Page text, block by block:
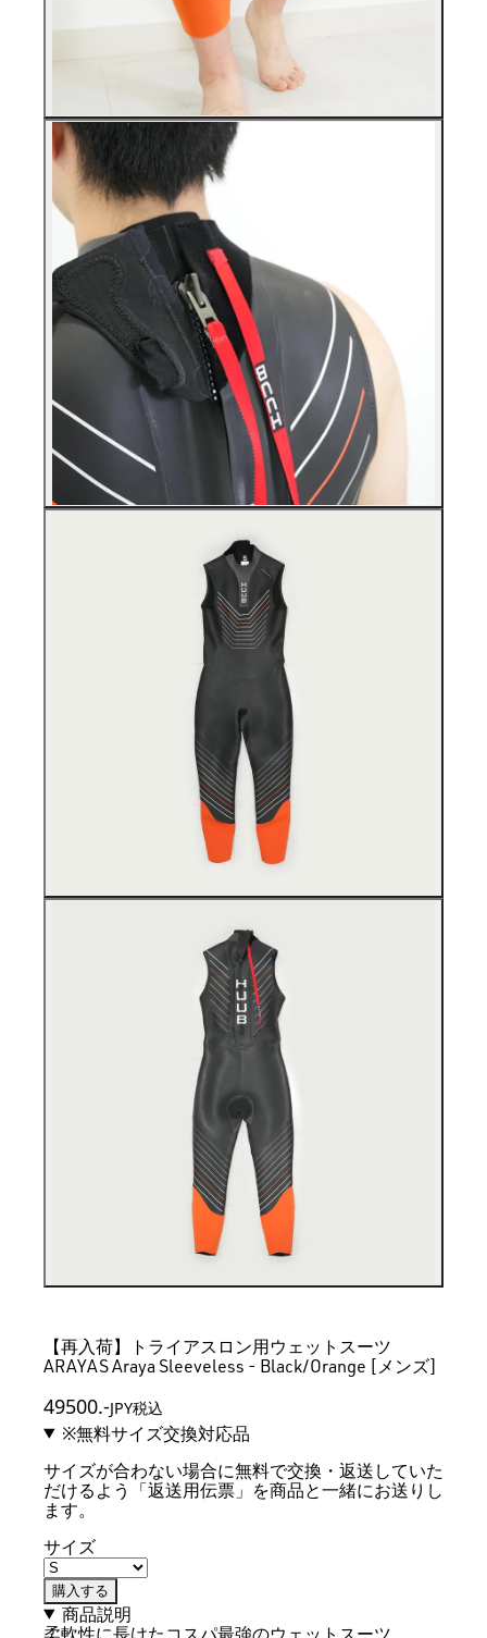
【再入荷】トライアスロン用ウェットスーツ
ARAYAS Araya Sleeveless - Black/Orange [メンズ]
49500.-JPY税込
※無料サイズ交換対応品
サイズが合わない場合に無料で交換・返送していた
だけるよう「返送用伝票」を商品と一緒にお送りし
ます。
サイズ
購入する
商品説明
柔軟性に長けたコスパ最強のウェットスーツ